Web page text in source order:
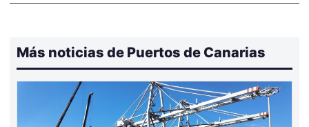
Más noticias de Puertos de Canarias